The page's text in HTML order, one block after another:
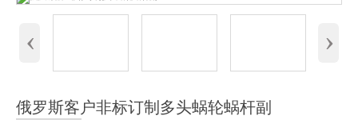
‹ ›
俄罗斯客户非标订制多头蜗轮蜗杆副